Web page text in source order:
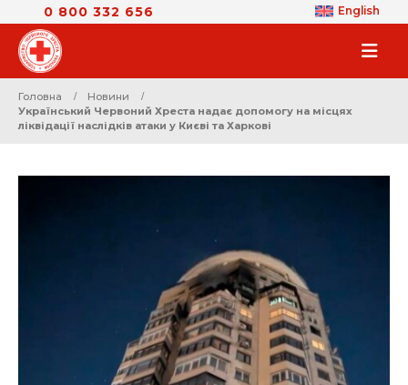
0 800 332 656 English
Головна
Новини
Український Червоний Хреста надає допомогу на місцях
ліквідації наслідків атаки у Києві та Харкові